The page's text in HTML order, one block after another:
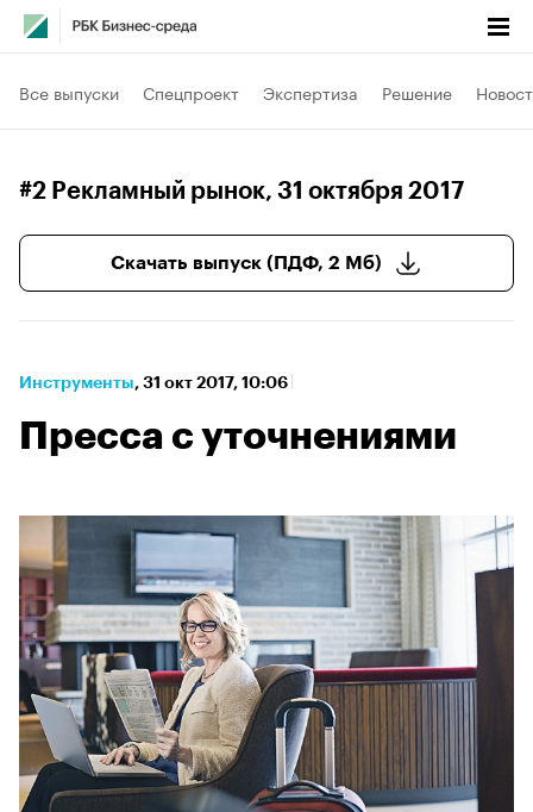
Все выпуски Спецпроект Экспертиза Решение
#2 Рекламный рынок, 31 октября 2017
Скачать выпуск (ПДФ, 2 Мб)
Инструменты⁠, 31 окт 2017, 10:06
Пресса с уточнениями